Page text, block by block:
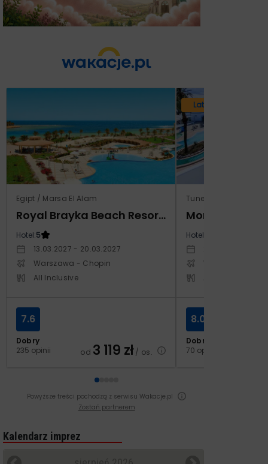
Egipt / Marsa El Alam
Royal Brayka Beach Resort (ex Zee Brayka)
Hotel:5
13.03.2027 - 20.03.2027
Warszawa - Chopin
All Inclusive
Dobry
235 opinii
7.6
od 3 119 zł/ os.
Lato 2026
Tunezja / Monastir
Hotel:
Warszawa -
Dobry
70 opinii
8.0
Powyższe treści pochodzą z serwisu Wakacje.pl
Zostań partnerem
Kalendarz imprez